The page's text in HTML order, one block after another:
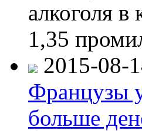
алкоголя
1,35
2015-08-
Французы
больше